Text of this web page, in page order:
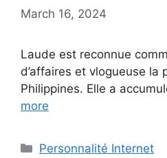
March 16, 2024
Laude est reconnue
d’affaires et vlogueuse la
Philippines. Elle a
more
Categories
Personnalité Internet